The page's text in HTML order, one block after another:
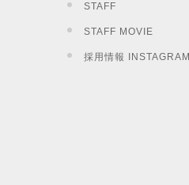
STAFF
STAFF MOVIE
採用情報 INSTAGRAM